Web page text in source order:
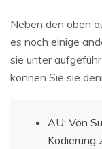
Neben den oben
es noch einige
sie unter
können Sie sie
AU: Von
Kodierung